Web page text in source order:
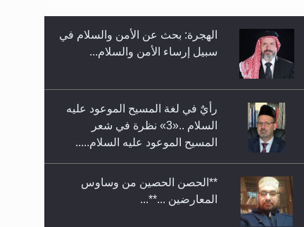
حفل توزيع الشهادات في الجامعة
الأحمدية بنيجيريا لعام 2025
الهجرة: بحث عن الأمن والسلام في
سبيل إرساء الأمن والسلام...
رأيٌ في لغة المسيح الموعود عليه
السلام ..«3» نظرة في شعر
المسيح الموعود عليه السلام.....
**الحصن الحصين من وساوس
المعارضين ...**...